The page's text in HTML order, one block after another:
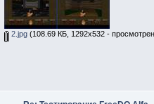
2.jpg(108.69 КБ, 1292x532 -